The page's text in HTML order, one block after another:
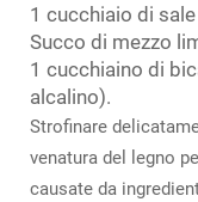
1 cucchiaio di
Succo di mezzo
1 cucchiaino di
alcalino).
Strofinare
venatura del legno
causate da